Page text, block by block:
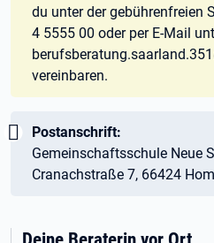
du unter der gebührenfreien
4 5555 00 oder per E-Mail
vereinbaren.
Wichtig:
Postanschrift:
Gemeinschaftsschule Neue
Cranachstraße 7, 66424